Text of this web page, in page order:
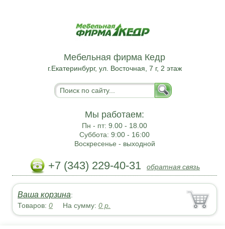
Мебельная фирма Кедр
г.Екатеринбург, ул. Восточная, 7 г, 2 этаж
Мы работаем:
Пн - пт:9.00 - 18.00
Суббота:9:00 - 16:00
Воскресенье - выходной
+7 (343) 229-40-31 обратная связь
Ваша корзина:
Товаров:0 На сумму:0 р.